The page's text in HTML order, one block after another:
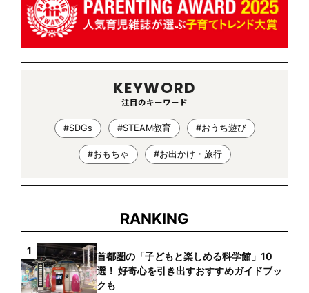
KEYWORD
注目のキーワード
#SDGs #STEAM教育 #おうち遊び
#おもちゃ #お出かけ・旅行
RANKING
1
首都圏の「子どもと楽しめる科学館」10
選！ 好奇心を引き出すおすすめガイドブッ
クも